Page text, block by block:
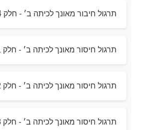
תרגול חיבור מאונך לכיתה ב׳ - חלק 4
תרגול חיסור מאונך לכיתה ב׳ - חלק 1
תרגול חיסור מאונך לכיתה ב׳ - חלק 2
תרגול חיסור מאונך לכיתה ב׳ - חלק 3